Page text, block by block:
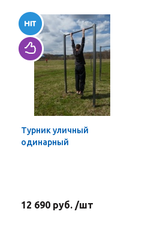
Турник уличный
одинарный
12 690 руб. /шт